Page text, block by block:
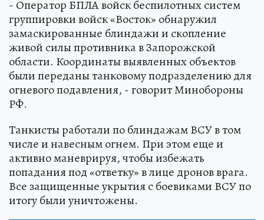
- Оператор БПЛА войск беспилотных систем
группировки войск «Восток» обнаружил
замаскированные блиндажи и скопление
живой силы противника в Запорожской
области. Координаты выявленных объектов
были переданы танковому подразделению для
огневого подавления, - говорит Минобороны
Танкисты работали по блиндажам ВСУ в том
числе и навесным огнем. При этом еще и
активно маневрируя, чтобы избежать
попадания под «ответку» в лице дронов врага.
Все защищенные укрытия с боевиками ВСУ по
итогу были уничтожены.